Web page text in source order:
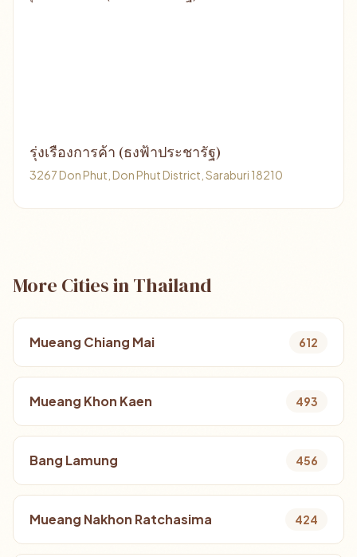
รุ่งเรืองการค้า (ธงฟ้าประชารัฐ)
3267 Don Phut, Don Phut District, Saraburi 18210
More Cities in Thailand
Mueang Chiang Mai 612
Mueang Khon Kaen 493
Bang Lamung 456
Mueang Nakhon Ratchasima 424